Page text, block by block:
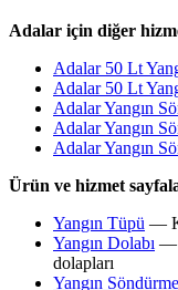
Adalar için diğer
Adalar 50 Lt
Adalar 50 Lt
Adalar Yangın
Adalar Yangın
Adalar Yangın
Ürün ve hizmet
Yangın Tüpü —
Yangın Dolabı —
dolapları
Yangın